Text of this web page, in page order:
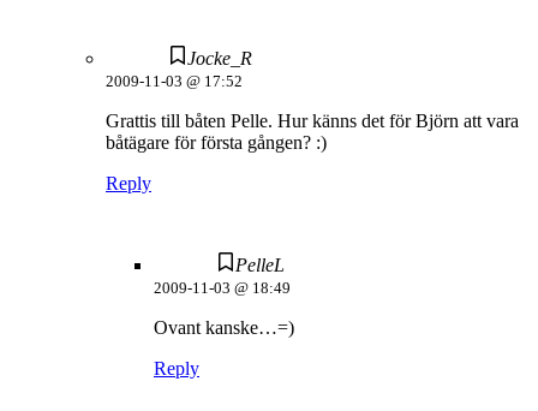
Jocke_R
2009-11-03 @ 17:52
Grattis till båten Pelle. Hur känns det för Björn att vara
båtägare för första gången? :)
Reply
PelleL
2009-11-03 @ 18:49
Ovant kanske…=)
Reply